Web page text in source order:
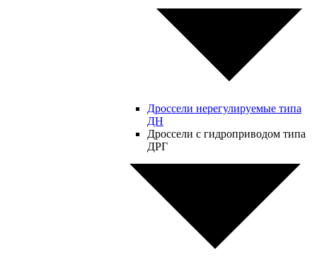
Дроссели нерегулируемые типа
ДН
Дроссели с гидроприводом типа
ДРГ